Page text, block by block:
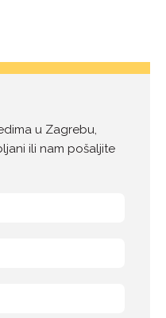
u Zagrebu,
ili nam pošaljite